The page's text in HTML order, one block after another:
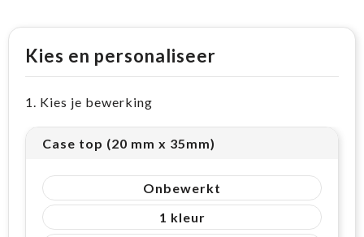
Kies en personaliseer
1. Kies je bewerking
Case top (20 mm x 35mm)
Onbewerkt
1